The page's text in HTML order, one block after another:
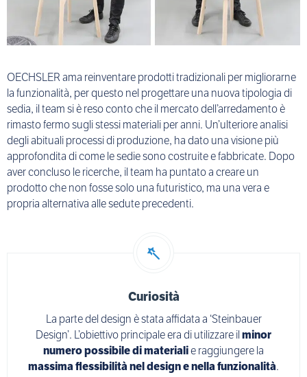
OECHSLER ama reinventare prodotti tradizionali per migliorarne
la funzionalità, per questo nel progettare una nuova tipologia di
sedia, il team si è reso conto che il mercato dell’arredamento è
rimasto fermo sugli stessi materiali per anni. Un’ulteriore analisi
degli abituali processi di produzione, ha dato una visione più
approfondita di come le sedie sono costruite e fabbricate. Dopo
aver concluso le ricerche, il team ha puntato a creare un
prodotto che non fosse solo una futuristico, ma una vera e
propria alternativa alle sedute precedenti.
Curiosità
La parte del design è stata affidata a ‘Steinbauer
Design’. L’obiettivo principale era di utilizzare ilminor
numero possibile di materialie raggiungere la
massima flessibilità nel design e nella funzionalità.